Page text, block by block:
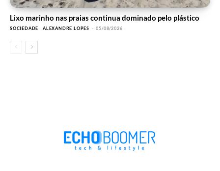
Lixo marinho nas praias continua dominado pelo plástico
SOCIEDADE ALEXANDRE LOPES - 05/08/2026